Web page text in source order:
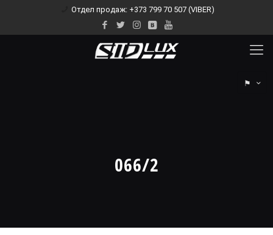
Отдел продаж: +373 799 70 507 (VIBER)
⚑
066/2